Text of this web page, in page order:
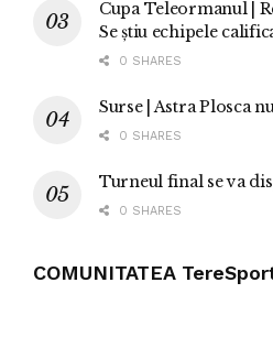
Cupa Teleormanul |
Se știu echipele
0 SHARES
Surse | Astra Plosca
0 SHARES
Turneul final se va
0 SHARES
COMUNITATEA